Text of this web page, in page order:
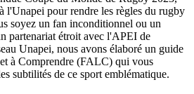
l'Unapei pour rendre les règles du rugby
soyez un fan inconditionnel ou un
partenariat étroit avec l'APEI de
Unapei, nous avons élaboré un guide
à Comprendre (FALC) qui vous
subtilités de ce sport emblématique.